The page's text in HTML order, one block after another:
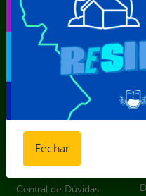
Secretaria Municipal
Superintendência de
Talhada-STTRANS
Transparência,
Transparência
Saúde
Central de Dúvidas
Fechar